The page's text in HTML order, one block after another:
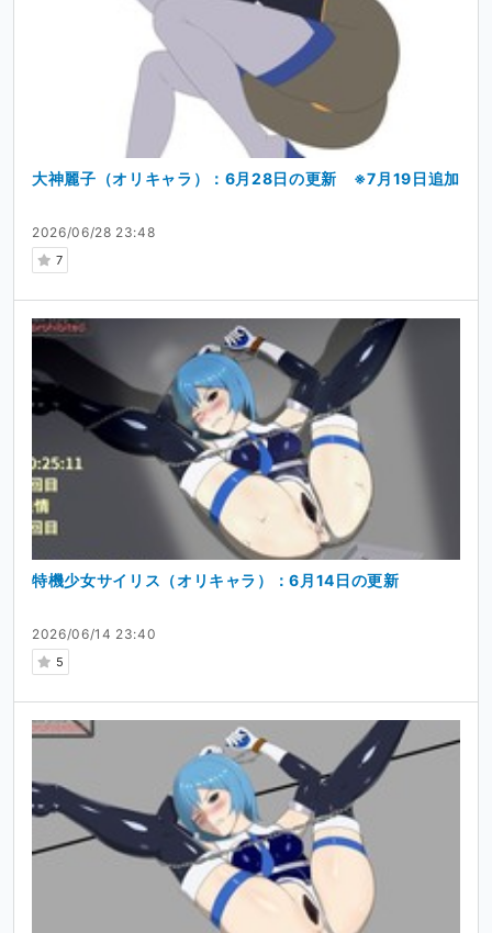
2026/06/28 23:48
7
大神麗子（オリキャラ）：6月28日の更新 ※7月19日追加
2026/06/14 23:40
5
特機少女サイリス（オリキャラ）：6月14日の更新